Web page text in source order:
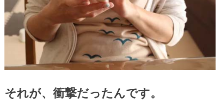
それが、衝撃だったんです。